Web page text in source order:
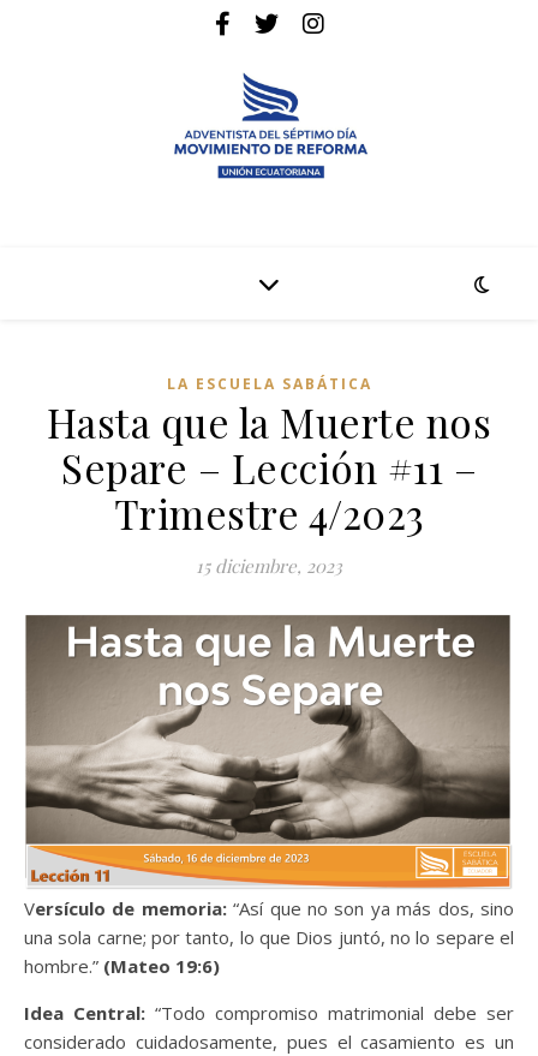
LA ESCUELA SABÁTICA
Hasta que la Muerte nos
Separe – Lección #11 –
Trimestre 4/2023
15 diciembre, 2023
Versículo de memoria:“Así que no son ya más dos, sino
una sola carne; por tanto, lo que Dios juntó, no lo separe el
hombre.” (Mateo 19:6)
Idea Central: “Todo compromiso matrimonial debe ser
considerado cuidadosamente, pues el casamiento es un